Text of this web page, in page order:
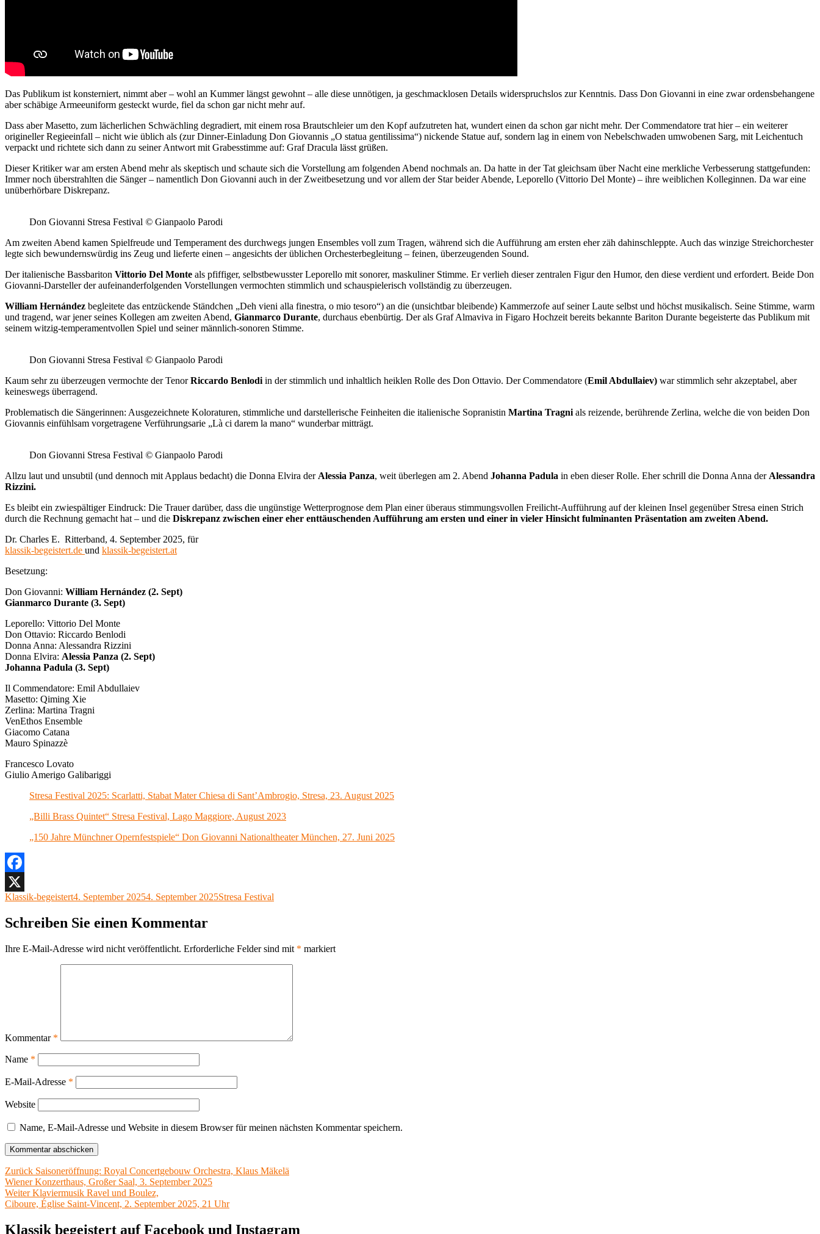
Das Publikum ist konsterniert, nimmt aber – wohl an Kummer längst gewohnt – alle diese unnötigen, ja geschmacklosen Details widerspruchslos zur Kenntnis. Dass Don Giovanni in eine zwar ordensbehangene
aber schäbige Armeeuniform gesteckt wurde, fiel da schon gar nicht mehr auf.
Dass aber Masetto, zum lächerlichen Schwächling degradiert, mit einem rosa Brautschleier um den Kopf aufzutreten hat, wundert einen da schon gar nicht mehr. Der Commendatore trat hier – ein weiterer
origineller Regieeinfall – nicht wie üblich als (zur Dinner-Einladung Don Giovannis „O statua gentilissima“) nickende Statue auf, sondern lag in einem von Nebelschwaden umwobenen Sarg, mit Leichentuch
verpackt und richtete sich dann zu seiner Antwort mit Grabesstimme auf: Graf Dracula lässt grüßen.
Dieser Kritiker war am ersten Abend mehr als skeptisch und schaute sich die Vorstellung am folgenden Abend nochmals an. Da hatte in der Tat gleichsam über Nacht eine merkliche Verbesserung stattgefunden:
Immer noch überstrahlten die Sänger – namentlich Don Giovanni auch in der Zweitbesetzung und vor allem der Star beider Abende, Leporello (Vittorio Del Monte) – ihre weiblichen Kolleginnen. Da war eine
unüberhörbare Diskrepanz.
Don Giovanni Stresa Festival © Gianpaolo Parodi
Am zweiten Abend kamen Spielfreude und Temperament des durchwegs jungen Ensembles voll zum Tragen, während sich die Aufführung am ersten eher zäh dahinschleppte. Auch das winzige Streichorchester
legte sich bewundernswürdig ins Zeug und lieferte einen – angesichts der üblichen Orchesterbegleitung – feinen, überzeugenden Sound.
Der italienische Bassbariton Vittorio Del Monte als pfiffiger, selbstbewusster Leporello mit sonorer, maskuliner Stimme. Er verlieh dieser zentralen Figur den Humor, den diese verdient und erfordert. Beide Don
Giovanni-Darsteller der aufeinanderfolgenden Vorstellungen vermochten stimmlich und schauspielerisch vollständig zu überzeugen.
William Hernández begleitete das entzückende Ständchen „Deh vieni alla finestra, o mio tesoro“) an die (unsichtbar bleibende) Kammerzofe auf seiner Laute selbst und höchst musikalisch. Seine Stimme, warm
und tragend, war jener seines Kollegen am zweiten Abend, Gianmarco Durante, durchaus ebenbürtig. Der als Graf Almaviva in Figaro Hochzeit bereits bekannte Bariton Durante begeisterte das Publikum mit
seinem witzig-temperamentvollen Spiel und seiner männlich-sonoren Stimme.
Don Giovanni Stresa Festival © Gianpaolo Parodi
Kaum sehr zu überzeugen vermochte der TenorRiccardo Benlodi in der stimmlich und inhaltlich heiklen Rolle des Don Ottavio. Der Commendatore (Emil Abdullaiev) war stimmlich sehr akzeptabel, aber
keineswegs überragend.
Problematisch die Sängerinnen: Ausgezeichnete Koloraturen, stimmliche und darstellerische Feinheiten die italienische Sopranistin Martina Tragni als reizende, berührende Zerlina, welche die von beiden Don
Giovannis einfühlsam vorgetragene Verführungsarie „Là ci darem la mano“ wunderbar mitträgt.
Don Giovanni Stresa Festival © Gianpaolo Parodi
Allzu laut und unsubtil (und dennoch mit Applaus bedacht) die Donna Elvira der Alessia Panza, weit überlegen am 2. Abend Johanna Padula in eben dieser Rolle. Eher schrill die Donna Anna der Alessandra
Rizzini.
Es bleibt ein zwiespältiger Eindruck: Die Trauer darüber, dass die ungünstige Wetterprognose dem Plan einer überaus stimmungsvollen Freilicht-Aufführung auf der kleinen Insel gegenüber Stresa einen Strich
durch die Rechnung gemacht hat – und die Diskrepanz zwischen einer eher enttäuschenden Aufführung am ersten und einer in vieler Hinsicht fulminanten Präsentation am zweiten Abend.
Dr. Charles E. Ritterband, 4. September 2025, für
klassik-begeistert.de und klassik-begeistert.at
Besetzung:
Don Giovanni: William Hernández (2. Sept)
Gianmarco Durante (3. Sept)
Leporello: Vittorio Del Monte
Don Ottavio: Riccardo Benlodi
Donna Anna: Alessandra Rizzini
Donna Elvira: Alessia Panza (2. Sept)
Johanna Padula (3. Sept)
Il Commendatore: Emil Abdullaiev
Masetto: Qiming Xie
Zerlina: Martina Tragni
VenEthos Ensemble
Giacomo Catana
Mauro Spinazzè
Francesco Lovato
Giulio Amerigo Galibariggi
Stresa Festival 2025: Scarlatti, Stabat Mater Chiesa di Sant’Ambrogio, Stresa, 23. August 2025
„Billi Brass Quintet“ Stresa Festival, Lago Maggiore, August 2023
„150 Jahre Münchner Opernfestspiele“ Don Giovanni Nationaltheater München, 27. Juni 2025
Facebook
X
Autor
Klassik-begeistertVeröffentlicht
4. September 20254. September 2025Kategorien
Stresa Festival
Schreiben Sie einen Kommentar
Ihre E-Mail-Adresse wird nicht veröffentlicht. Erforderliche Felder sind mit * markiert
Kommentar *
Name *
E-Mail-Adresse *
Website
Name, E-Mail-Adresse und Website in diesem Browser für meinen nächsten Kommentar speichern.
Beitragsnavigation
Zurück Vorheriger
Beitrag:
Saisoneröffnung: Royal Concertgebouw Orchestra, Klaus Mäkelä
Wiener Konzerthaus, Großer Saal, 3. September 2025
Weiter Nächster
Beitrag:
Klaviermusik Ravel und Boulez,
Ciboure, Église Saint-Vincent, 2. September 2025, 21 Uhr
Klassik begeistert auf Facebook und Instagram